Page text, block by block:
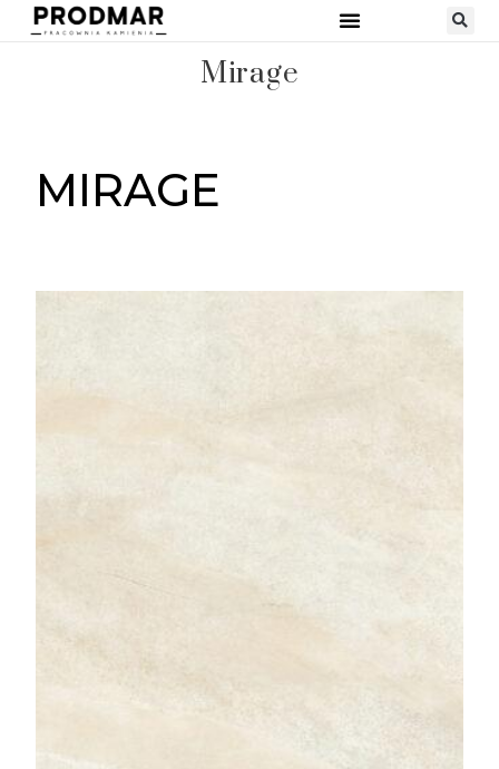
Mirage
MIRAGE